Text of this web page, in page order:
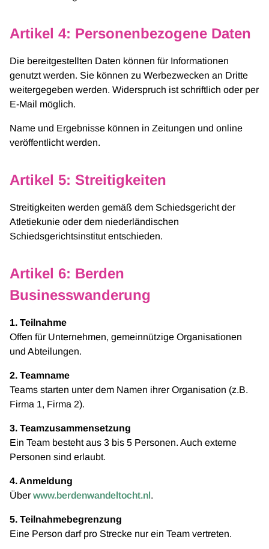
Artikel 4: Personenbezogene Daten
Die bereitgestellten Daten können für Informationen
genutzt werden. Sie können zu Werbezwecken an Dritte
weitergegeben werden. Widerspruch ist schriftlich oder per
E-Mail möglich.
Name und Ergebnisse können in Zeitungen und online
veröffentlicht werden.
Artikel 5: Streitigkeiten
Streitigkeiten werden gemäß dem Schiedsgericht der
Atletiekunie oder dem niederländischen
Schiedsgerichtsinstitut entschieden.
Artikel 6: Berden
Businesswanderung
1. Teilnahme
Offen für Unternehmen, gemeinnützige Organisationen
und Abteilungen.
2. Teamname
Teams starten unter dem Namen ihrer Organisation (z.B.
Firma 1, Firma 2).
3. Teamzusammensetzung
Ein Team besteht aus 3 bis 5 Personen. Auch externe
Personen sind erlaubt.
4. Anmeldung
Über www.berdenwandeltocht.nl.
5. Teilnahmebegrenzung
Eine Person darf pro Strecke nur ein Team vertreten.